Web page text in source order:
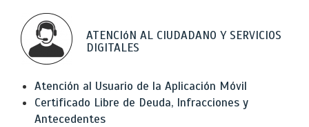
ATENCIóN AL CIUDADANO Y SERVICIOS
DIGITALES
Atención al Usuario de la Aplicación Móvil
Certificado Libre de Deuda, Infracciones y
Antecedentes